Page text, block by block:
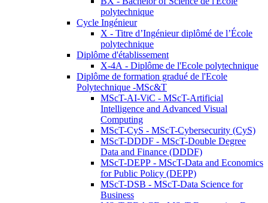
polytechnique
Cycle Ingénieur
X - Titre d’Ingénieur diplômé de l’École
polytechnique
Diplôme d'établissement
X-4A - Diplôme de l'Ecole polytechnique
Diplôme de formation gradué de l'Ecole
Polytechnique -MSc&T
MScT-AI-ViC - MScT-Artificial
Intelligence and Advanced Visual
Computing
MScT-CyS - MScT-Cybersecurity (CyS)
MScT-DDDF - MScT-Double Degree
Data and Finance (DDDF)
MScT-DEPP - MScT-Data and Economics
for Public Policy (DEPP)
MScT-DSB - MScT-Data Science for
Business